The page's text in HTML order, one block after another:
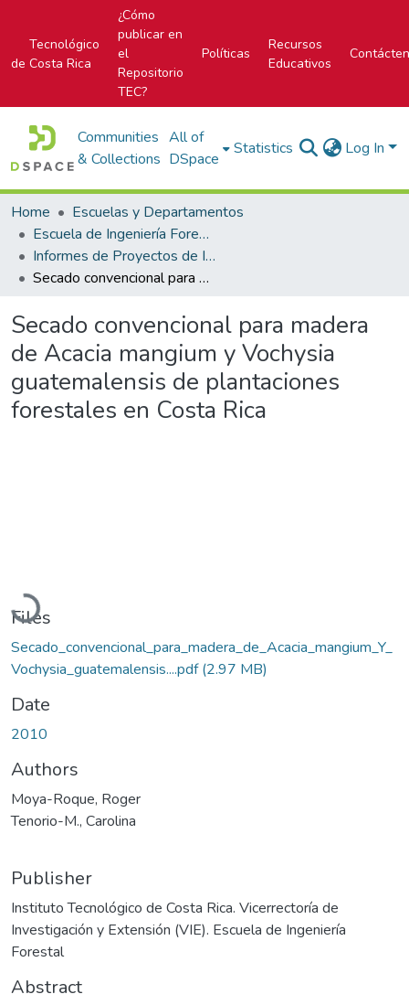
Tecnológico
de Costa Rica
¿Cómo
publicar en
el
Repositorio
TEC?
Políticas
Recursos
Educativos
Communities
& Collections
All of
DSpace
Statistics Log In
Home
Escuelas y Departamentos
Escuela de Ingeniería Forestal
Informes de Proyectos de Investigación
Secado convencional para madera de Acacia mangium y Vochysia guatemalensis de plantaciones forestales en Costa Rica
Secado convencional para madera
de Acacia mangium y Vochysia
guatemalensis de plantaciones
forestales en Costa Rica
Loading...
Files
Secado_convencional_para_madera_de_Acacia_mangium_Y_
Vochysia_guatemalensis....pdf(2.97 MB)
Date
2010
Authors
Moya-Roque, Roger
Tenorio-M., Carolina
Publisher
Instituto Tecnológico de Costa Rica. Vicerrectoría de
Investigación y Extensión (VIE). Escuela de Ingeniería
Forestal
Abstract